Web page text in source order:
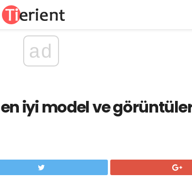
ad
iyi model ve